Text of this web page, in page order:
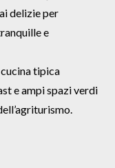
delizie per
e
tipica
e ampi spazi verdi